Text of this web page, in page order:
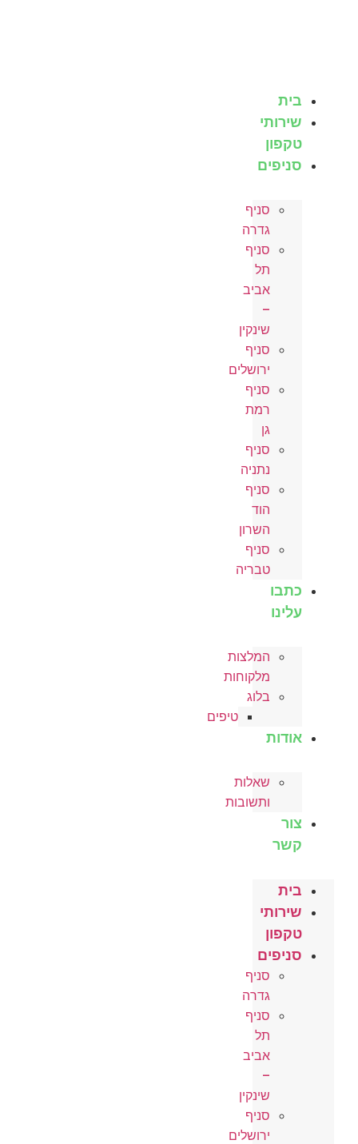
בית
שירותי
טקפון
סניפים
סניף
גדרה
סניף
תל
אביב
–
שינקין
סניף
ירושלים
סניף
רמת
גן
סניף
נתניה
סניף
הוד
השרון
סניף
טבריה
כתבו
עלינו
המלצות
מלקוחות
בלוג
טיפים
אודות
שאלות
ותשובות
צור
קשר
בית
שירותי
טקפון
סניפים
סניף
גדרה
סניף
תל
אביב
–
שינקין
סניף
ירושלים